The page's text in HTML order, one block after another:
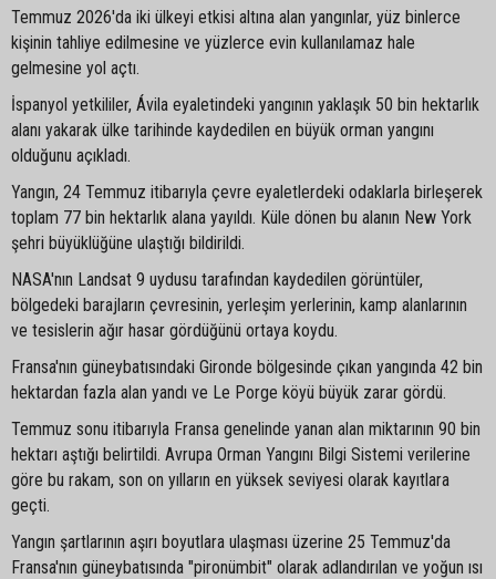
Temmuz 2026'da iki ülkeyi etkisi altına alan yangınlar, yüz binlerce
kişinin tahliye edilmesine ve yüzlerce evin kullanılamaz hale
gelmesine yol açtı.
İspanyol yetkililer, Ávila eyaletindeki yangının yaklaşık 50 bin hektarlık
alanı yakarak ülke tarihinde kaydedilen en büyük orman yangını
olduğunu açıkladı.
Yangın, 24 Temmuz itibarıyla çevre eyaletlerdeki odaklarla birleşerek
toplam 77 bin hektarlık alana yayıldı. Küle dönen bu alanın New York
şehri büyüklüğüne ulaştığı bildirildi.
NASA'nın Landsat 9 uydusu tarafından kaydedilen görüntüler,
bölgedeki barajların çevresinin, yerleşim yerlerinin, kamp alanlarının
ve tesislerin ağır hasar gördüğünü ortaya koydu.
Fransa'nın güneybatısındaki Gironde bölgesinde çıkan yangında 42 bin
hektardan fazla alan yandı ve Le Porge köyü büyük zarar gördü.
Temmuz sonu itibarıyla Fransa genelinde yanan alan miktarının 90 bin
hektarı aştığı belirtildi. Avrupa Orman Yangını Bilgi Sistemi verilerine
göre bu rakam, son on yılların en yüksek seviyesi olarak kayıtlara
geçti.
Yangın şartlarının aşırı boyutlara ulaşması üzerine 25 Temmuz'da
Fransa'nın güneybatısında "pironümbit" olarak adlandırılan ve yoğun ısı